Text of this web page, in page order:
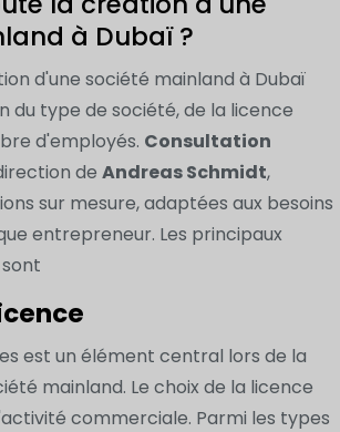
à Dubaï ?
d'une société mainland à Dubaï
du type de société, de la licence
d'employés. Consultation
de Andreas Schmidt,
sur mesure, adaptées aux besoins
entrepreneur. Les principaux
est un élément central lors de la
mainland. Le choix de la licence
commerciale. Parmi les types